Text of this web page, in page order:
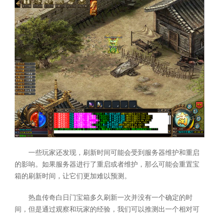
一些玩家还发现，刷新时间可能会受到服务器维护和重启
的影响。如果服务器进行了重启或者维护，那么可能会重置宝
箱的刷新时间，让它们更加难以预测。
热血传奇白日门宝箱多久刷新一次并没有一个确定的时
间，但是通过观察和玩家的经验，我们可以推测出一个相对可